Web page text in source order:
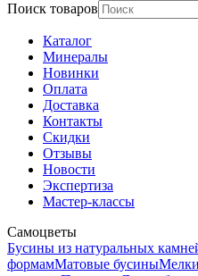
Поиск товаров
Каталог
Минералы
Новинки
Оплата
Доставка
Контакты
Скидки
Отзывы
Новости
Экспертиза
Мастер-классы
Самоцветы
Бусины из натуральных
формамМатовые бусины